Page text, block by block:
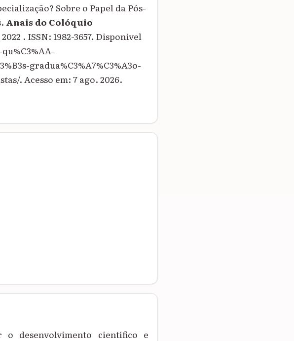
Sobre o Papel da Pós-
Anais do Colóquio
2022 . ISSN: 1982-3657. Disponível
gradua%C3%A7%C3%A3o-
. Acesso em: 7 ago. 2026.
o desenvolvimento científico e